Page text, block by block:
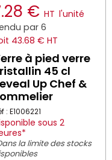
€ HT l'unité
par 6
43.68 € HT
à pied verre
45 cl
Up Chef &
: E1006221
sous 2
la limite des stocks